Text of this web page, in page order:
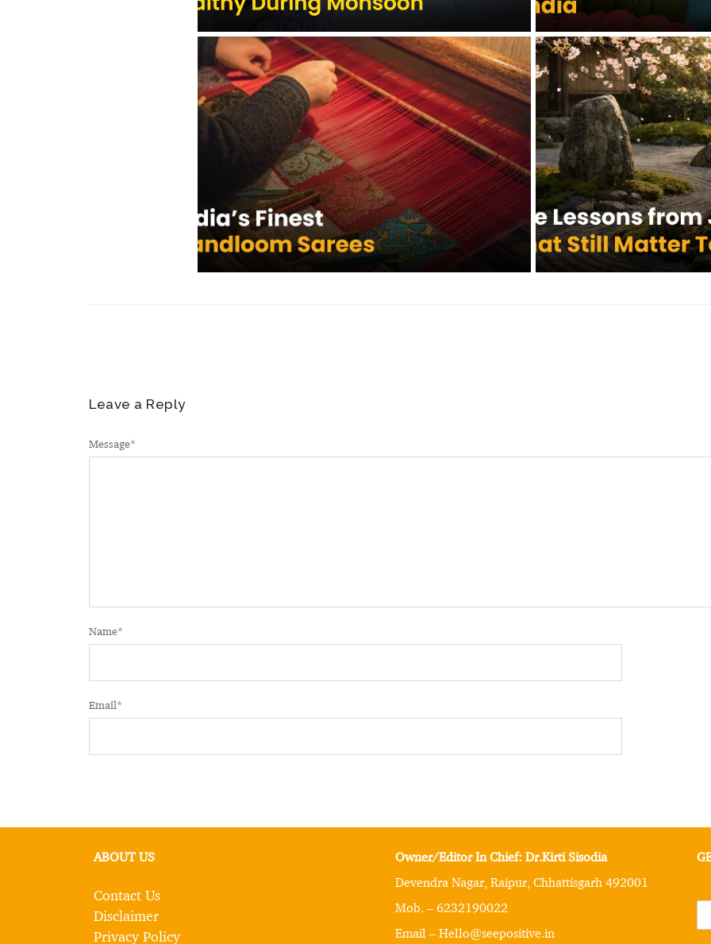
Leave a Reply
Message*
Name*
Email*
ABOUT US
Contact Us
Disclaimer
Privacy Policy
Owner/Editor In Chief: Dr.Kirti Sisodia
Devendra Nagar, Raipur, Chhattisgarh 492001
Mob. – 6232190022
Email – Hello@seepositive.in